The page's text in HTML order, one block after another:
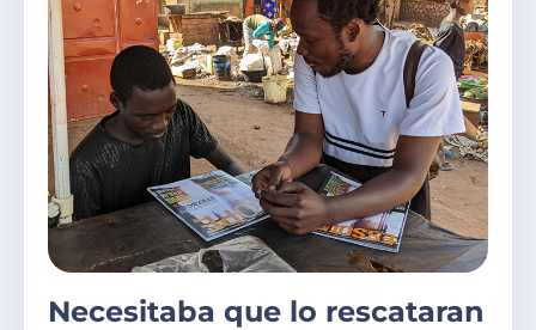
Necesitaba que lo rescataran